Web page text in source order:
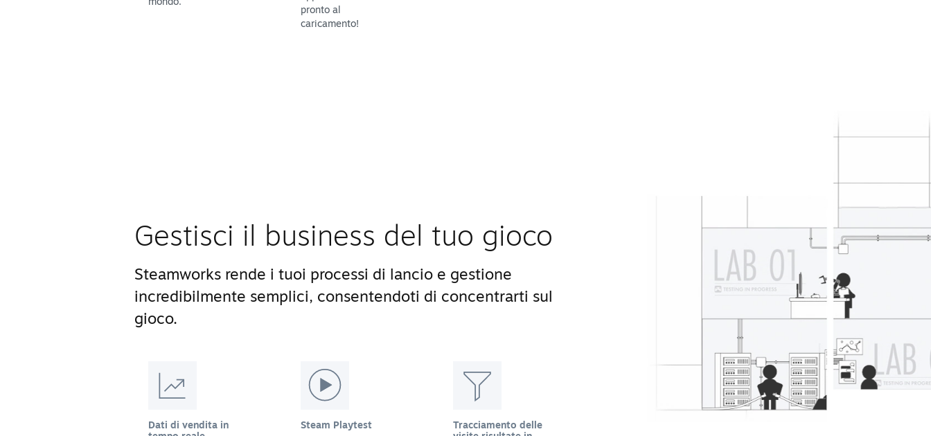
pronto al
caricamento!
Gestisci il business del tuo gioco
Steamworks rende i tuoi processi di lancio e gestione
incredibilmente semplici, consentendoti di concentrarti sul
gioco.
Dati di vendita in
Steam Playtest
Tracciamento delle